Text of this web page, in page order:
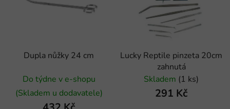
Dupla nůžky 24 cm
Do týdne v e-shopu
(Skladem u dodavatele)
Lucky Reptile pinzeta 20cm
zahnutá
Skladem (1 ks)
291 Kč